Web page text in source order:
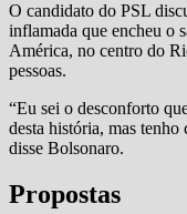
O candidato do PSL
inflamada que encheu o
América, no centro do
pessoas.
“Eu sei o desconforto
desta história, mas tenho
disse Bolsonaro.
Propostas